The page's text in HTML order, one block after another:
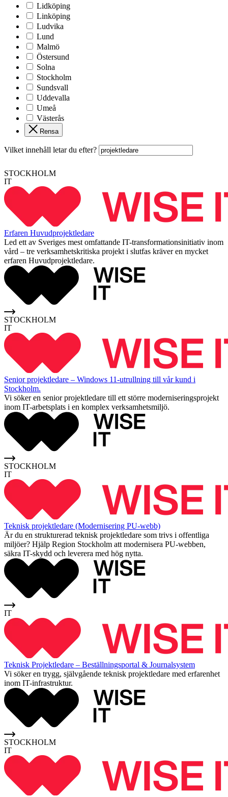
Lidköping
Linköping
Ludvika
Lund
Malmö
Östersund
Solna
Stockholm
Sundsvall
Uddevalla
Umeå
Västerås
Rensa
Vilket innehåll letar du efter?
STOCKHOLM
IT
Erfaren Huvudprojektledare
Led ett av Sveriges mest omfattande IT-transformationsinitiativ inom
vård – tre verksamhetskritiska projekt i slutfas kräver en mycket
erfaren Huvudprojektledare.
STOCKHOLM
IT
Senior projektledare – Windows 11-utrullning till vår kund i
Stockholm.
Vi söker en senior projektledare till ett större moderniseringsprojekt
inom IT-arbetsplats i en komplex verksamhetsmiljö.
STOCKHOLM
IT
Teknisk projektledare (Modernisering PU-webb)
Är du en strukturerad teknisk projektledare som trivs i offentliga
miljöer? Hjälp Region Stockholm att modernisera PU-webben,
säkra IT-skydd och leverera med hög nytta.
IT
Teknisk Projektledare – Beställningsportal & Journalsystem
Vi söker en trygg, självgående teknisk projektledare med erfarenhet
inom IT-infrastruktur.
STOCKHOLM
IT